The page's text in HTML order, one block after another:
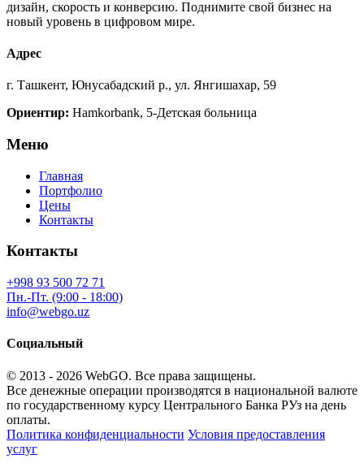
дизайн, скорость и конверсию. Поднимите свой бизнес на
новый уровень в цифровом мире.
Адрес
г. Ташкент, Юнусабадский р., ул. Янгишахар, 59
Ориентир: Hamkorbank, 5-Детская больница
Меню
Главная
Портфолио
Цены
Контакты
Контакты
+998 93 500 72 71
Пн.-Пт. (9:00 - 18:00)
info@webgo.uz
Социальный
© 2013 - 2026 WebGO. Все права защищены.
Все денежные операции производятся в национальной валюте
по государственному курсу Центрального Банка РУз на день
оплаты.
Политика конфиденциальности Условия предоставления
услуг